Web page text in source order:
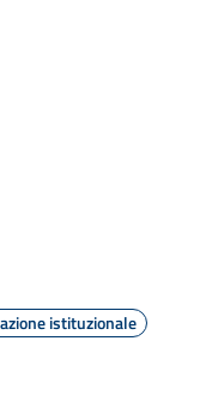
istituzionale